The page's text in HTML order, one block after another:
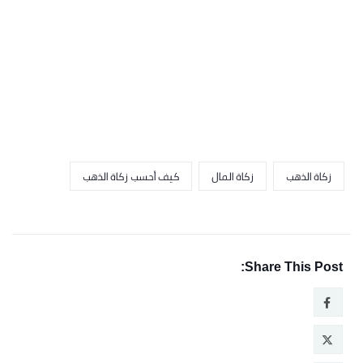
زكاة الذهب زكاة المال كيف أحسب زكاة الذهب
Share This Post: